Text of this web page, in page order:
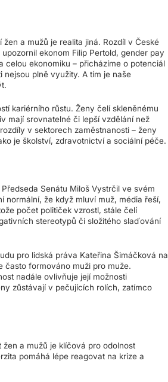
a mužů je realita jiná. Rozdíl v České
ekonom Filip Pertold, gender pay
celou ekonomiku – přicházíme o potenciál
plně využity. A tím je naše
kariérního růstu. Ženy čelí skleněnému
mají srovnatelné či lepší vzdělání než
v sektorech zaměstnanosti – ženy
je školství, zdravotnictví a sociální péče.
Senátu Miloš Vystrčil ve svém
normální, že když mluví muž, média řeší,
počet političek vzrostl, stále čelí
stereotypů či složitého slaďování
pro lidská práva Kateřina Šimáčková na
často formováno muži pro muže.
nadále ovlivňuje její možnosti
zůstávají v pečujících rolích, zatímco
a mužů je klíčová pro odolnost
pomáhá lépe reagovat na krize a